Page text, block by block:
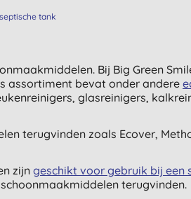
tank
Bij Big Green
assortiment bevat onder andere
glasreinigers,
terugvinden zoals Ecover,
zijn geschikt voor gebruik bij een
terugvinden.